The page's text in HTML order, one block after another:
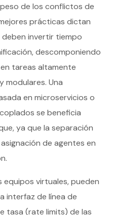
de los conflictos de
prácticas dictan
deben invertir tiempo
descomponiendo
tareas altamente
modulares. Una
en microservicios o
se beneficia
ya que la separación
de agentes en
equipos virtuales, pueden
interfaz de línea de
tasa (rate limits) de las